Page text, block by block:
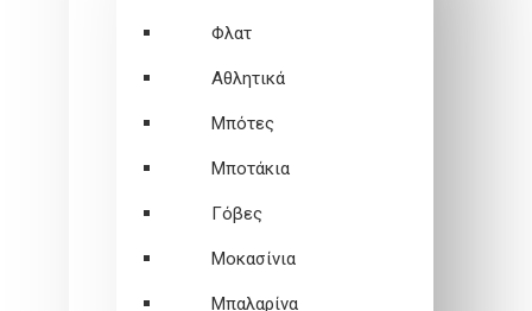
Φλατ
Αθλητικά
Μπότες
Μποτάκια
Γόβες
Μοκασίνια
Μπαλαρίνα